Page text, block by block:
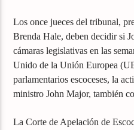
Los once jueces del tribunal,
Brenda Hale, deben decidir si
cámaras legislativas en las
Unido de la Unión Europea
parlamentarios escoceses, la
ministro John Major, también
La Corte de Apelación de